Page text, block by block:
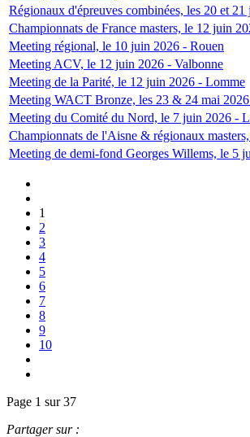
Régionaux d'épreuves combinées, les 20 et
Championnats de France masters, le 12 juin
Meeting régional, le 10 juin 2026 - Rouen
Meeting ACV, le 12 juin 2026 - Valbonne
Meeting de la Parité, le 12 juin 2026 - Lomme
Meeting WACT Bronze, les 23 & 24 mai
Meeting du Comité du Nord, le 7 juin 2026 -
Championnats de l'Aisne & régionaux
Meeting de demi-fond Georges Willems, le 5
1
2
3
4
5
6
7
8
9
10
Page 1 sur 37
Partager sur :